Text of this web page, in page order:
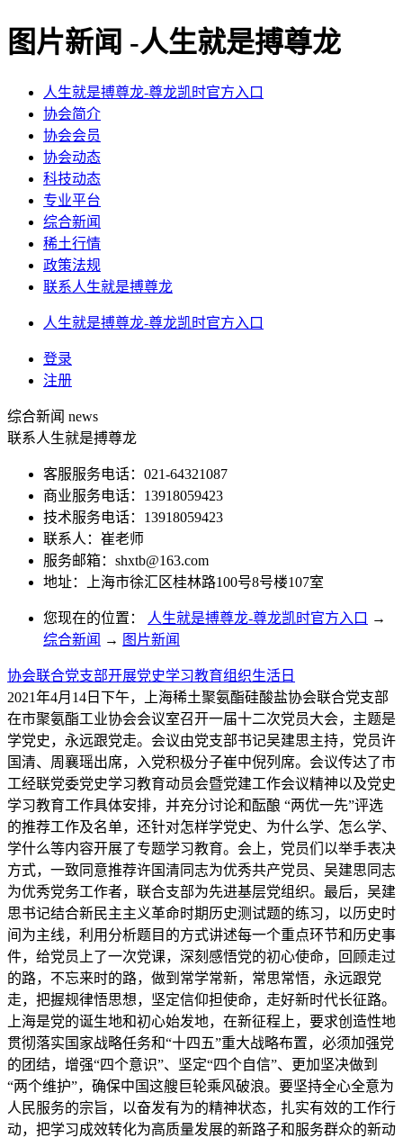
图片新闻 -人生就是搏尊龙
人生就是搏尊龙-尊龙凯时官方入口
协会简介
协会会员
协会动态
科技动态
专业平台
综合新闻
稀土行情
政策法规
联系人生就是搏尊龙
人生就是搏尊龙-尊龙凯时官方入口
登录
注册
综合新闻 news
联系人生就是搏尊龙
客服服务电话：021-64321087
商业服务电话：13918059423
技术服务电话：13918059423
联系人：崔老师
服务邮箱： shxtb@163.com
地址：上海市徐汇区桂林路100号8号楼107室
您现在的位置： 人生就是搏尊龙-尊龙凯时官方入口 →
综合新闻 → 图片新闻
协会联合党支部开展党史学习教育组织生活日
2021年4月14日下午，上海稀土聚氨酯硅酸盐协会联合党支部
在市聚氨酯工业协会会议室召开一届十二次党员大会，主题是
学党史，永远跟党走。会议由党支部书记吴建思主持，党员许
国清、周襄瑶出席，入党积极分子崔中倪列席。会议传达了市
工经联党委党史学习教育动员会暨党建工作会议精神以及党史
学习教育工作具体安排，并充分讨论和酝酿 “两优一先”评选
的推荐工作及名单，还针对怎样学党史、为什么学、怎么学、
学什么等内容开展了专题学习教育。会上，党员们以举手表决
方式，一致同意推荐许国清同志为优秀共产党员、吴建思同志
为优秀党务工作者，联合支部为先进基层党组织。最后，吴建
思书记结合新民主主义革命时期历史测试题的练习，以历史时
间为主线，利用分析题目的方式讲述每一个重点环节和历史事
件，给党员上了一次党课，深刻感悟党的初心使命，回顾走过
的路，不忘来时的路，做到常学常新，常思常悟，永远跟党
走，把握规律悟思想，坚定信仰担使命，走好新时代长征路。
上海是党的诞生地和初心始发地，在新征程上，要求创造性地
贯彻落实国家战略任务和“十四五”重大战略布置，必须加强党
的团结，增强“四个意识”、坚定“四个自信”、更加坚决做到
“两个维护”，确保中国这艘巨轮乘风破浪。要坚持全心全意为
人民服务的宗旨，以奋发有为的精神状态，扎实有效的工作行
动，把学习成效转化为高质量发展的新路子和服务群众的新动